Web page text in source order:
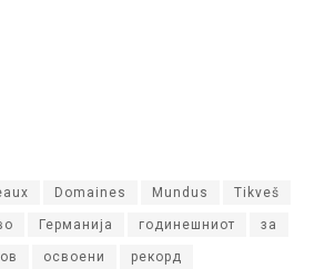
Domaines Mundus Tikveš
Германија годинешниот за
освоени рекорд